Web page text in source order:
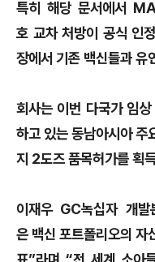
특히 해당 문서에서
호 교차 처방이 공식 인
장에서 기존 백신들과 유
회사는 이번 다국가 임
하고 있는 동남아시아
지 2도즈 품목허가를 획
이재우 GC녹십자 개
은 백신 포트폴리오의 자